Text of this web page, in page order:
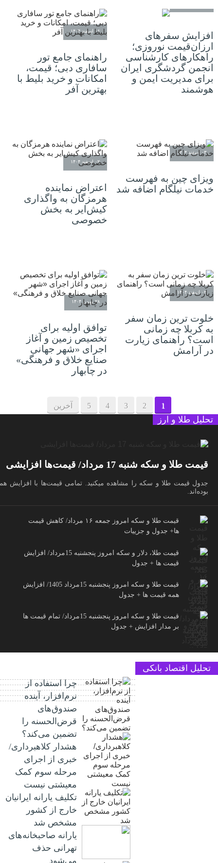
افزایش سفرهای
ارزان‌قیمت نوروزی؛
راهکارهای کارشناسی
انجمن گردشگری ایران
برای مدیریت ایمن و
هوشمند
۰۶ اسفند ۱۴۰۴
راهنمای جامع تور
سافاری دبی؛ قیمت،
امکانات و خرید بلیط با
بهترین آفر
۰۳ اسفند ۱۴۰۴
ویزای چین به فهرست
خدمات نیلگام اضافه شد
۰۲ اسفند ۱۴۰۴
اعتراض نماینده
هرمزگان به واگذاری
کیش‌ایر به بخش
خصوصی
۰۲ اسفند ۱۴۰۴
خلوت ترین زمان سفر
به کربلا چه زمانی
است؟ راهنمای زیارت
در آرامش
۲۸ بهمن ۱۴۰۴
توافق اولیه برای
تخصیص زمین و آغاز
اجرای «شهر جهانی
صنایع خلاق و فرهنگی»
در چابهار
1
2
3
4
5 آخرین
تحلیل طلا و ارز
قیمت طلا و سکه شنبه 17 مرداد/ قیمت‌ها افزایشی
جدول قیمت طلا و سکه را مشاهده میکنید. تمامی قیمت‌ها با افزایش
بوده‌اند.
قیمت طلا و سکه امروز جمعه ۱۶ مرداد/ کاهش قیمت
ها+ جدول و جزییات
قیمت طلا، دلار و سکه امروز پنجشنبه 15مرداد/ افزایش
قیمت ها + جدول
قیمت طلا و سکه امروز پنجشنبه 15مرداد 1405/ افزایش
همه قیمت ها + جدول
قیمت طلا و سکه امروز پنجشنبه 15مرداد/ تمام قیمت ها
بر مدار افزایش + جدول
تحلیل اقتصاد بانکی
چرا استفاده از
نرم‌افزار، آینده
صندوق‌های
قرض‌الحسنه را
تضمین می‌کند؟
هشدار کلاهبرداری/
خبری از اجرای
مرحله سوم کمک
معیشتی نیست
تکلیف یارانه ایرانیان
خارج از کشور
مشخص شد
یارانه صاحبخانه‌های
تهرانی حذف
می‌شود